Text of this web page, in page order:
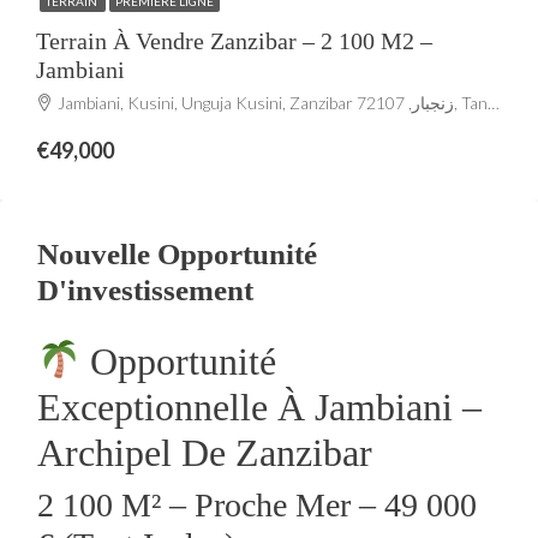
Terrain À Vendre Zanzibar – 2 100 M2 –
Jambiani
Jambiani, Kusini, Unguja Kusini, Zanzibar زنجبار, 72107, Tanzania
€49,000
Nouvelle Opportunité
D'investissement
Opportunité
Exceptionnelle À Jambiani –
Archipel De Zanzibar
2 100 M² – Proche Mer – 49 000